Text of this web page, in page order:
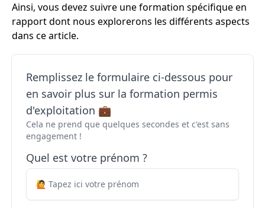
Ainsi, vous devez suivre une formation spécifique en
rapport dont nous explorerons les différents aspects
dans ce article.
Remplissez le formulaire ci-dessous pour
en savoir plus sur la formation permis
d'exploitation 💼
Cela ne prend que quelques secondes et c'est sans
engagement !
Quel est votre prénom ?